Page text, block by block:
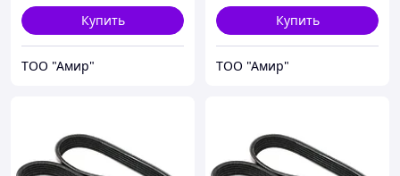
Купить
ТОО "Амир"
Купить
ТОО "Амир"